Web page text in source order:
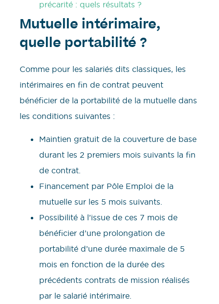
précarité : quels résultats ?
Mutuelle intérimaire,
quelle portabilité ?
Comme pour les salariés dits classiques, les
intérimaires en fin de contrat peuvent
bénéficier de la portabilité de la mutuelle dans
les conditions suivantes :
Maintien gratuit de la couverture de base
durant les 2 premiers mois suivants la fin
de contrat.
Financement par Pôle Emploi de la
mutuelle sur les 5 mois suivants.
Possibilité à l’issue de ces 7 mois de
bénéficier d’une prolongation de
portabilité d’une durée maximale de 5
mois en fonction de la durée des
précédents contrats de mission réalisés
par le salarié intérimaire.